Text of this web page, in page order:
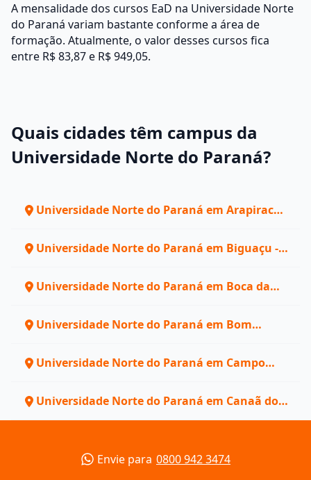
A mensalidade dos cursos EaD na Universidade Norte
do Paraná variam bastante conforme a área de
formação. Atualmente, o valor desses cursos fica
entre R$ 83,87 e R$ 949,05.
Quais cidades têm campus da
Universidade Norte do Paraná?
Universidade Norte do Paraná em Arapiraca -
Universidade Norte do Paraná em Biguaçu -
Universidade Norte do Paraná em Boca da
Universidade Norte do Paraná em Bom
Universidade Norte do Paraná em Campo
Universidade Norte do Paraná em Canaã dos
Carajás - PA
Envie para 0800 942 3474